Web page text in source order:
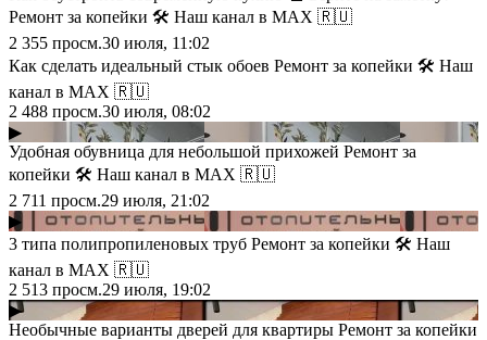
Ремонт за копейки 🛠 Наш канал в МАХ 🇷🇺
2 355 просм.30 июля, 11:02
Как сделать идеальный стык обоев Ремонт за копейки 🛠 Наш
канал в МАХ 🇷🇺
2 488 просм.30 июля, 08:02
▶
Удобная обувница для небольшой прихожей Ремонт за
копейки 🛠 Наш канал в МАХ 🇷🇺
2 711 просм.29 июля, 21:02
▶
3 типа полипропиленовых труб Ремонт за копейки 🛠 Наш
канал в МАХ 🇷🇺
2 513 просм.29 июля, 19:02
▶
Необычные варианты дверей для квартиры Ремонт за копейки